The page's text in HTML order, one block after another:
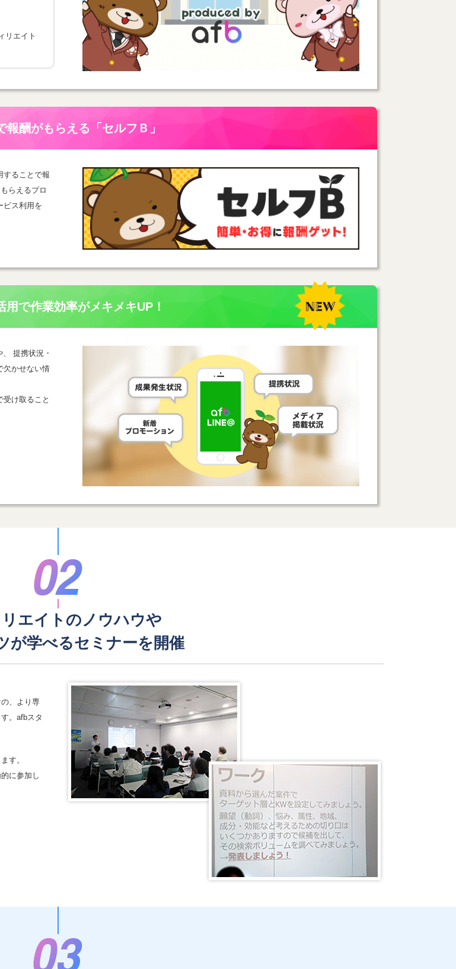
リエイト
報酬がもらえる 「セルフＢ」
することで報
らえるプロ
ビス利用を
用で作業効率がメキメキUP！
提携状況・
欠かせない情
け取ること
エイトのノウハウや
が学べるセミナーを開催
、より専
。afbスタ
す。
に参加し